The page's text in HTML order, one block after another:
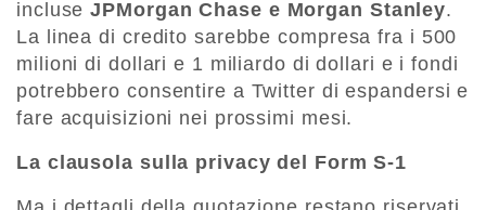
incluseJPMorgan Chase e Morgan Stanley.
La linea di credito sarebbe compresa fra i 500
milioni di dollari e 1 miliardo di dollari e i fondi
potrebbero consentire a Twitter di espandersi e
fare acquisizioni nei prossimi mesi.
La clausola sulla privacy del Form S-1